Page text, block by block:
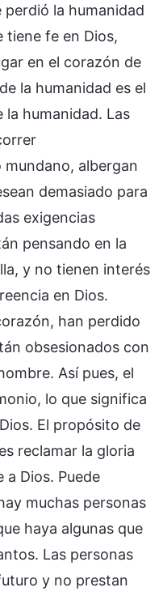
perdió la humanidad
tiene fe en Dios,
en el corazón de
la humanidad es el
humanidad. Las
albergan
demasiado para
exigencias
pensando en la
y no tienen interés
en Dios.
han perdido
obsesionados con
Así pues, el
lo que significa
El propósito de
reclamar la gloria
a Dios. Puede
muchas personas
haya algunas que
Las personas
y no prestan